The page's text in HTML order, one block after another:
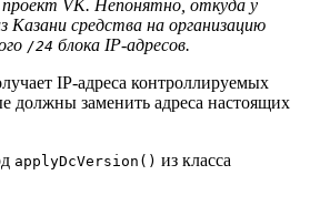
VK. Непонятно, откуда у
Казани средства на организацию
/24 блока IP-адресов.
IP-адреса контроллируемых
должны заменить адреса настоящих
applyDcVersion() из класса